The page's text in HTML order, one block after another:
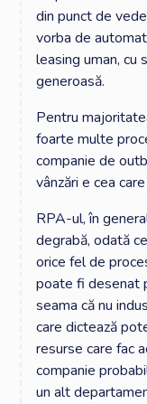
din punct de
vorba de
leasing uman, cu
generoasă.
Pentru
foarte multe
companie de
vânzări e cea
RPA-ul, în
degrabă, odată
orice fel de
poate fi desenat
seama că nu
care dictează
resurse care fac
companie
un alt